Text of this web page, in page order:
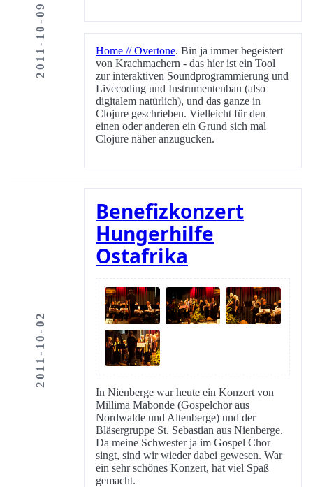
2011-10-09 Home // Overtone. Bin ja immer begeistert
von Krachmachern - das hier ist ein Tool
zur interaktiven Soundprogrammierung und
Livecoding und Instrumentenbau (also
digitalem natürlich), und das ganze in
Clojure geschrieben. Vielleicht für den
einen oder anderen ein Grund sich mal
Clojure näher anzugucken.
2011-10-02
Benefizkonzert
Hungerhilfe
Ostafrika
In Nienberge war heute ein Konzert von
Millima Mabonde (Gospelchor aus
Nordwalde und Altenberge) und der
Bläsergruppe St. Sebastian aus Nienberge.
Da meine Schwester ja im Gospel Chor
singt, sind wir wieder dabei gewesen. War
ein sehr schönes Konzert, hat viel Spaß
gemacht.